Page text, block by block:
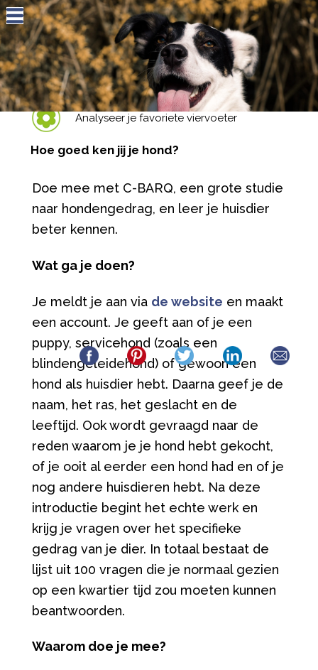
Jump to navigation
Analyseer je favoriete viervoeter
Hoe goed ken jij je hond?
Doe mee met C-BARQ, een grote studie
naar hondengedrag, en leer je huisdier
beter kennen.
Wat ga je doen?
Je meldt je aan via de website en maakt
een account. Je geeft aan of je een
puppy, servicehond (zoals een
blindengeleidehond) of gewoon een
hond als huisdier hebt. Daarna geef je de
naam, het ras, het geslacht en de
leeftijd. Ook wordt gevraagd naar de
reden waarom je je hond hebt gekocht,
of je ooit al eerder een hond had en of je
nog andere huisdieren hebt. Na deze
introductie begint het echte werk en
krijg je vragen over het specifieke
gedrag van je dier. In totaal bestaat de
lijst uit 100 vragen die je normaal gezien
op een kwartier tijd zou moeten kunnen
beantwoorden.
Waarom doe je mee?